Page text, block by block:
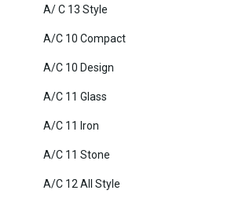
A/ C 13 Style
A/C 10 Compact
A/C 10 Design
A/C 11 Glass
A/C 11 Iron
A/C 11 Stone
A/C 12 All Style